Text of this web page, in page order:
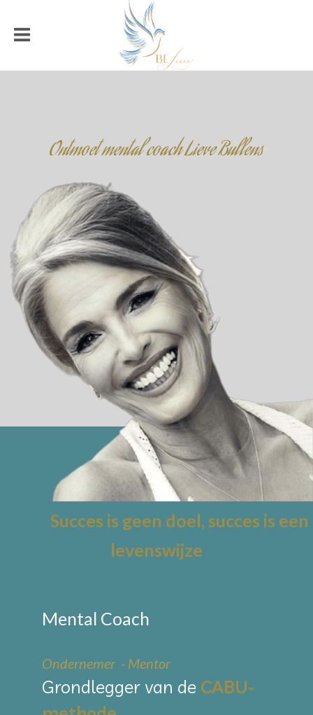
Ontmoet mental coach Lieve Bullens
Succes is geen doel, succes is een
levenswijze
Mental Coach
Ondernemer - Mentor
Grondlegger van de CABU-